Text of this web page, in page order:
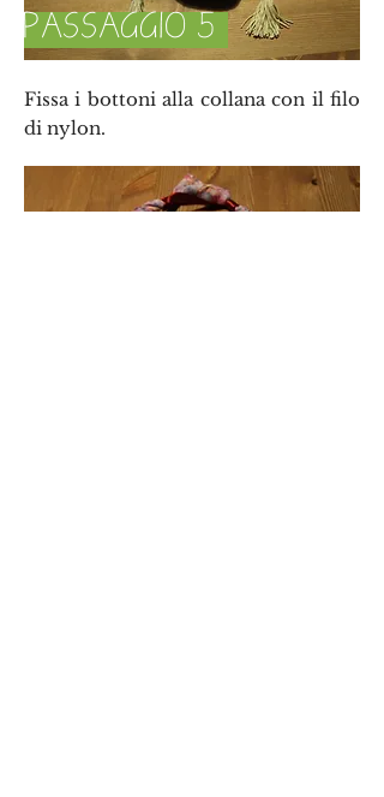
PASSAGGIO 5
Fissa i bottoni alla collana con il filo
di nylon.